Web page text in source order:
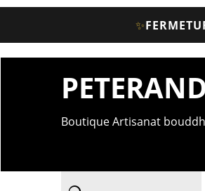
✨
Boutique Artisanat